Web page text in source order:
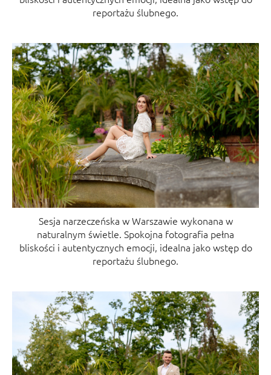
reportażu ślubnego.
Sesja narzeczeńska w Warszawie wykonana w
naturalnym świetle. Spokojna fotografia pełna
bliskości i autentycznych emocji, idealna jako wstęp do
reportażu ślubnego.